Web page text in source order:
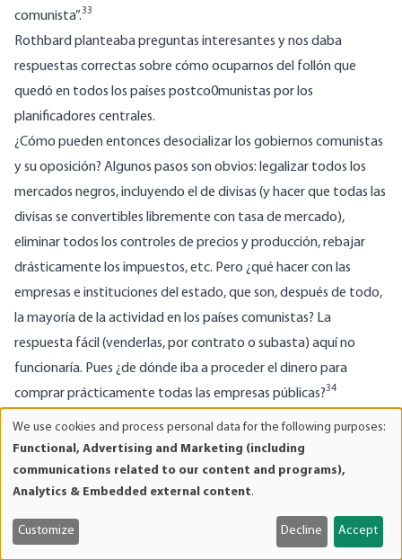
comunista”.33
Rothbard planteaba preguntas interesantes y nos daba
respuestas correctas sobre cómo ocuparnos del follón que
quedó en todos los países postco0munistas por los
planificadores centrales.
¿Cómo pueden entonces desocializar los gobiernos comunistas
y su oposición? Algunos pasos son obvios: legalizar todos los
mercados negros, incluyendo el de divisas (y hacer que todas las
divisas se convertibles libremente con tasa de mercado),
eliminar todos los controles de precios y producción, rebajar
drásticamente los impuestos, etc. Pero ¿qué hacer con las
empresas e instituciones del estado, que son, después de todo,
la mayoría de la actividad en los países comunistas? La
respuesta fácil (venderlas, por contrato o subasta) aquí no
funcionaría. Pues ¿de dónde iba a proceder el dinero para
comprar prácticamente todas las empresas públicas?34
Estas cuestiones eran de la máxima importancia para Rusia y
otras antiguas repúblicas soviéticas en transición desde una
economía planificada centralizadamente a otra de mercado. La
actividad económica en los países socialistas estaba
subordinada al cumplimiento de los ideales políticos comunistas
“a cualquier precio”. Las escaseces de bienes de consumo las
and
cookies
We use cookies and process personal data for the following purposes:
Functional, Advertising and Marketing (including
communications related to our content and programs),
Analytics & Embedded external content.
Customize Decline Accept